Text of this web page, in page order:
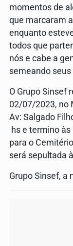
momentos de
que marcaram
enquanto
todos que
nós e cabe a
semeando
O Grupo Sinsef
02/07/2023, no
Av: Salgado
hs e termino
para o
será sepultada
Grupo Sinsef, a